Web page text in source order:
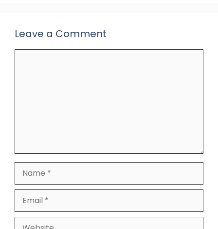
Leave a Comment
Name
Email
Website